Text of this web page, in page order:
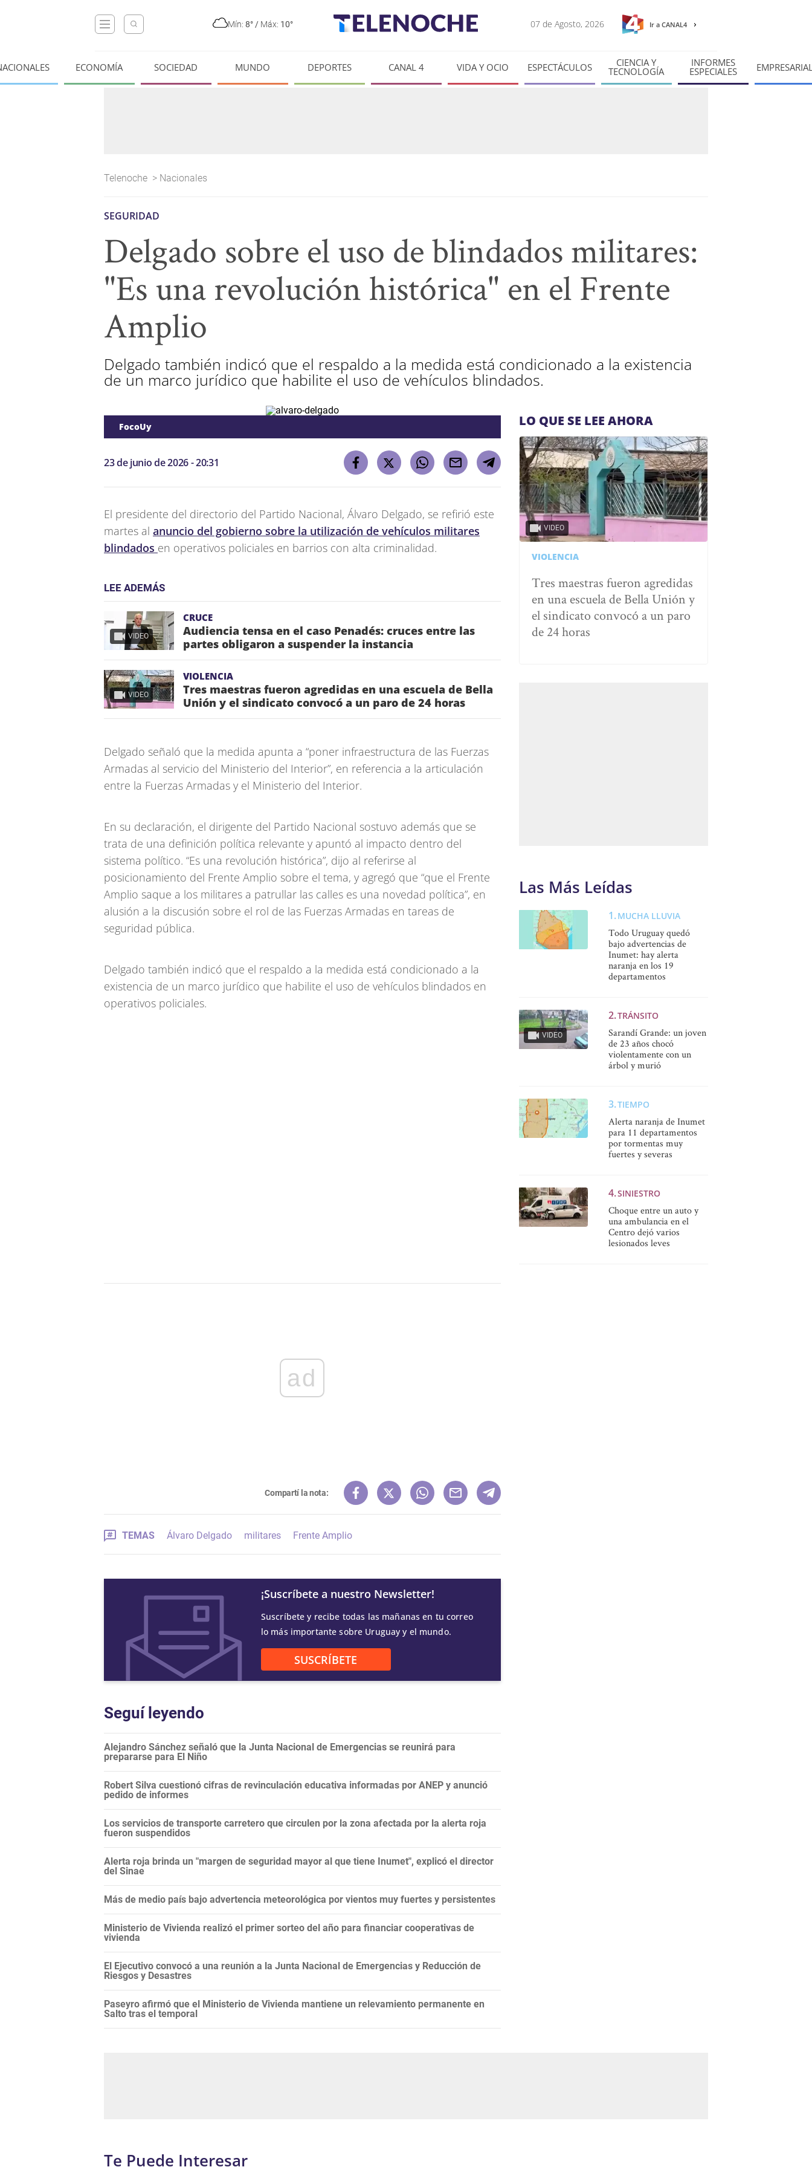
Mín: 8° / Máx: 10° 07 de Agosto, 2026 Ir a CANAL4
ECONOMÍA SOCIEDAD MUNDO DEPORTES CANAL 4 VIDA Y OCIO ESPECTÁCULOS CIENCIA Y
TECNOLOGÍA
INFORMES
ESPECIALES
Telenoche > Nacionales
SEGURIDAD
Delgado sobre el uso de blindados militares:
"Es una revolución histórica" en el Frente
Amplio
Delgado también indicó que el respaldo a la medida está condicionado a la existencia
de un marco jurídico que habilite el uso de vehículos blindados.
FocoUy
23 de junio de 2026 - 20:31
El presidente del directorio del Partido Nacional, Álvaro Delgado, se refirió este
martes al anuncio del gobierno sobre la utilización de vehículos militares
blindados en operativos policiales en barrios con alta criminalidad.
LEE ADEMÁS
VIDEO
CRUCE
Audiencia tensa en el caso Penadés: cruces entre las
partes obligaron a suspender la instancia
VIDEO
VIOLENCIA
Tres maestras fueron agredidas en una escuela de Bella
Unión y el sindicato convocó a un paro de 24 horas
Delgado señaló que la medida apunta a “poner infraestructura de las Fuerzas
Armadas al servicio del Ministerio del Interior”, en referencia a la articulación
entre la Fuerzas Armadas y el Ministerio del Interior.
En su declaración, el dirigente del Partido Nacional sostuvo además que se
trata de una definición política relevante y apuntó al impacto dentro del
sistema político. “Es una revolución histórica”, dijo al referirse al
posicionamiento del Frente Amplio sobre el tema, y agregó que “que el Frente
Amplio saque a los militares a patrullar las calles es una novedad política”, en
alusión a la discusión sobre el rol de las Fuerzas Armadas en tareas de
seguridad pública.
Delgado también indicó que el respaldo a la medida está condicionado a la
existencia de un marco jurídico que habilite el uso de vehículos blindados en
operativos policiales.
ad
Compartí la nota:
TEMAS Álvaro Delgado militares Frente Amplio
¡Suscríbete a nuestro Newsletter!
Suscríbete y recibe todas las mañanas en tu correo
lo más importante sobre Uruguay y el mundo.
SUSCRÍBETE
Seguí leyendo
Alejandro Sánchez señaló que la Junta Nacional de Emergencias se reunirá para
prepararse para El Niño
Robert Silva cuestionó cifras de revinculación educativa informadas por ANEP y anunció
pedido de informes
Los servicios de transporte carretero que circulen por la zona afectada por la alerta roja
fueron suspendidos
Alerta roja brinda un "margen de seguridad mayor al que tiene Inumet", explicó el director
del Sinae
Más de medio país bajo advertencia meteorológica por vientos muy fuertes y persistentes
Ministerio de Vivienda realizó el primer sorteo del año para financiar cooperativas de
vivienda
El Ejecutivo convocó a una reunión a la Junta Nacional de Emergencias y Reducción de
Riesgos y Desastres
Paseyro afirmó que el Ministerio de Vivienda mantiene un relevamiento permanente en
Salto tras el temporal
LO QUE SE LEE AHORA
VIDEO
VIOLENCIA
Tres maestras fueron agredidas
en una escuela de Bella Unión y
el sindicato convocó a un paro
de 24 horas
Las Más Leídas
MUCHA LLUVIA
Todo Uruguay quedó
bajo advertencias de
Inumet: hay alerta
naranja en los 19
departamentos
VIDEO
TRÁNSITO
Sarandí Grande: un joven
de 23 años chocó
violentamente con un
árbol y murió
TIEMPO
Alerta naranja de Inumet
para 11 departamentos
por tormentas muy
fuertes y severas
SINIESTRO
Choque entre un auto y
una ambulancia en el
Centro dejó varios
lesionados leves
Te Puede Interesar